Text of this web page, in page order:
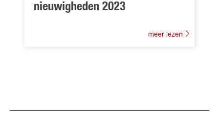
nieuwigheden 2023
meer lezen